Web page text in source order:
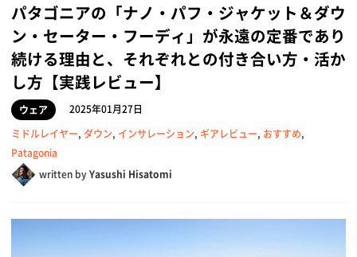
パタゴニアの「ナノ・パフ・ジャケット＆ダウ
ン・セーター・フーディ」が永遠の定番であり
続ける理由と、それぞれとの付き合い方・活か
し方【実践レビュー】
ウェア
2025年01月27日
ミドルレイヤー, ダウン, インサレーション, ギアレビュー, おすすめ,
Patagonia
written byYasushi Hisatomi